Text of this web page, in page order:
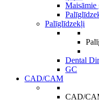
Maisāmie
Palīglīdzekļi
Dental
GC
CAD/CAM
CAD/